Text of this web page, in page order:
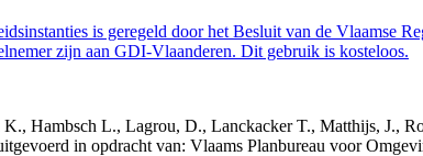
is geregeld door het Besluit van de Vlaamse
zijn aan GDI-Vlaanderen. Dit gebruik is kosteloos.
Hambsch L., Lagrou, D., Lanckacker T., Matthijs, J.,
in opdracht van: Vlaams Planbureau voor